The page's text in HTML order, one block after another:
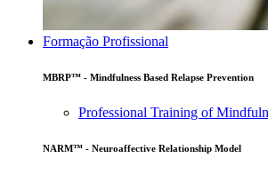
Formação Profissional
MBRP™ - Mindfulness Based Relapse Prevention
Professional Training of
NARM™ - Neuroaffective Relationship Model